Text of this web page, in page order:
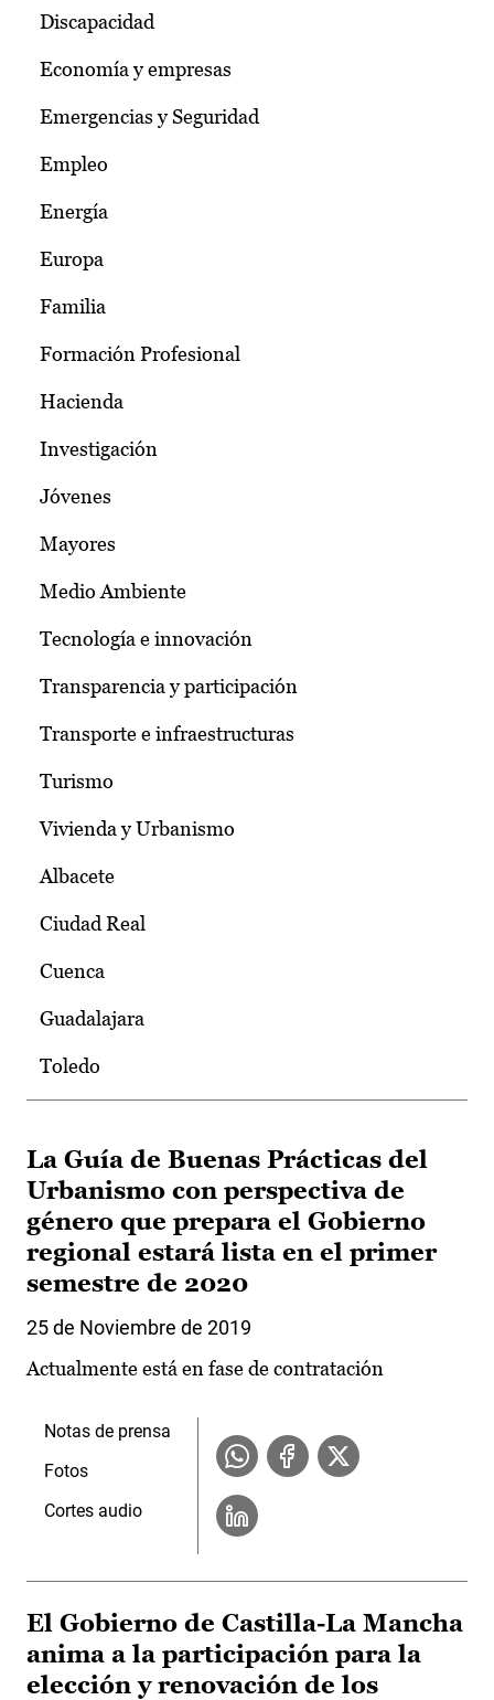
Discapacidad
Economía y empresas
Emergencias y Seguridad
Empleo
Energía
Europa
Familia
Formación Profesional
Hacienda
Investigación
Jóvenes
Mayores
Medio Ambiente
Tecnología e innovación
Transparencia y participación
Transporte e infraestructuras
Turismo
Vivienda y Urbanismo
Albacete
Ciudad Real
Cuenca
Guadalajara
Toledo
La Guía de Buenas Prácticas del
Urbanismo con perspectiva de
género que prepara el Gobierno
regional estará lista en el primer
semestre de 2020
25 de Noviembre de 2019
Actualmente está en fase de contratación
Notas de prensa
Fotos
Cortes audio
El Gobierno de Castilla-La Mancha
anima a la participación para la
elección y renovación de los